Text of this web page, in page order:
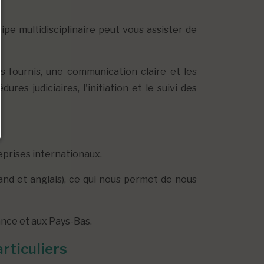
multidisciplinaire peut vous assister de
fournis, une communication claire et les
judiciaires, l'initiation et le suivi des
internationaux.
et anglais), ce qui nous permet de nous
et aux Pays-Bas.